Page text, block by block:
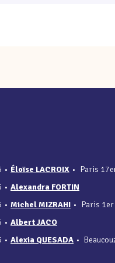
• Éloïse LACROIX • Paris
• Alexandra FORTIN
• Michel MIZRAHI • Paris
• Albert JACO
• Alexia QUESADA •